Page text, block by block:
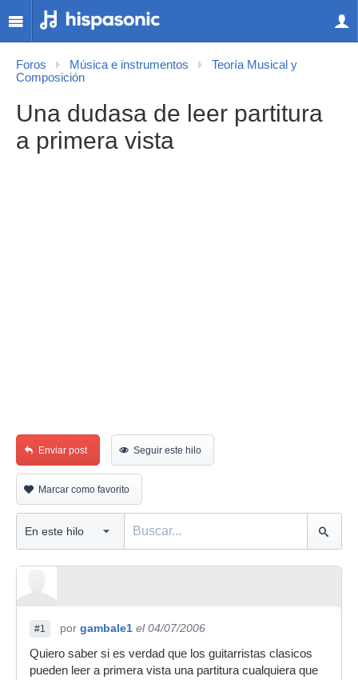
Foros Música e instrumentos
Teoría Musical y
Composición
Una dudasa de leer partitura
a primera vista
Enviar post Seguir este hilo
Marcar como favorito
#1 por gambale1 el 04/07/2006
Quiero saber si es verdad que los guitarristas clasicos
pueden leer a primera vista una partitura cualquiera que